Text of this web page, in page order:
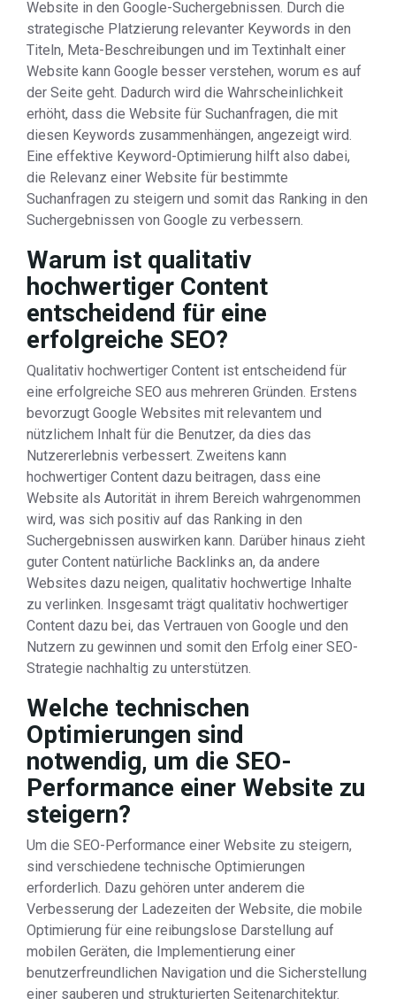
Website in den Google-Suchergebnissen. Durch die
strategische Platzierung relevanter Keywords in den
Titeln, Meta-Beschreibungen und im Textinhalt einer
Website kann Google besser verstehen, worum es auf
der Seite geht. Dadurch wird die Wahrscheinlichkeit
erhöht, dass die Website für Suchanfragen, die mit
diesen Keywords zusammenhängen, angezeigt wird.
Eine effektive Keyword-Optimierung hilft also dabei,
die Relevanz einer Website für bestimmte
Suchanfragen zu steigern und somit das Ranking in den
Suchergebnissen von Google zu verbessern.
Warum ist qualitativ
hochwertiger Content
entscheidend für eine
erfolgreiche SEO?
Qualitativ hochwertiger Content ist entscheidend für
eine erfolgreiche SEO aus mehreren Gründen. Erstens
bevorzugt Google Websites mit relevantem und
nützlichem Inhalt für die Benutzer, da dies das
Nutzererlebnis verbessert. Zweitens kann
hochwertiger Content dazu beitragen, dass eine
Website als Autorität in ihrem Bereich wahrgenommen
wird, was sich positiv auf das Ranking in den
Suchergebnissen auswirken kann. Darüber hinaus zieht
guter Content natürliche Backlinks an, da andere
Websites dazu neigen, qualitativ hochwertige Inhalte
zu verlinken. Insgesamt trägt qualitativ hochwertiger
Content dazu bei, das Vertrauen von Google und den
Nutzern zu gewinnen und somit den Erfolg einer SEO-
Strategie nachhaltig zu unterstützen.
Welche technischen
Optimierungen sind
notwendig, um die SEO-
Performance einer Website zu
steigern?
Um die SEO-Performance einer Website zu steigern,
sind verschiedene technische Optimierungen
erforderlich. Dazu gehören unter anderem die
Verbesserung der Ladezeiten der Website, die mobile
Optimierung für eine reibungslose Darstellung auf
mobilen Geräten, die Implementierung einer
benutzerfreundlichen Navigation und die Sicherstellung
einer sauberen und strukturierten Seitenarchitektur.